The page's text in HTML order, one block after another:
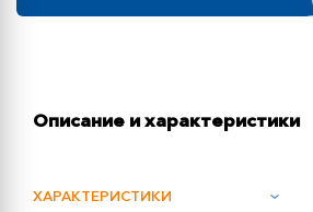
Описание и характеристики
ХАРАКТЕРИСТИКИ